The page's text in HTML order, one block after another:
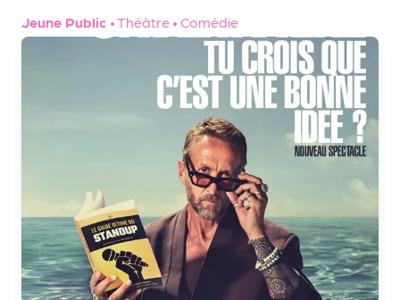
Jeune Public •Théâtre • Comédie
Q
ui
s